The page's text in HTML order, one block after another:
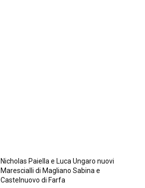
Nicholas Paiella e Luca Ungaro nuovi
Marescialli di Magliano Sabina e
Castelnuovo di Farfa